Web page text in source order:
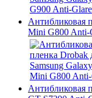
Антибликовая
Mini G800 Anti-
Антибликовая